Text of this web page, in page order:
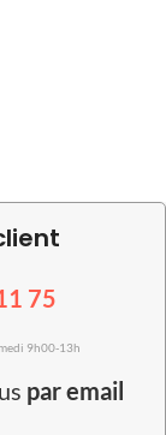
75
9h00-13h
par email